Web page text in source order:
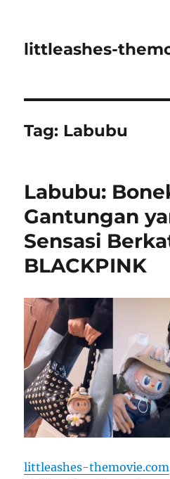
littleashes-
Tag: Labubu
Labubu:
Gantungan
Sensasi
BLACKPINK
littleashes-themovie.com